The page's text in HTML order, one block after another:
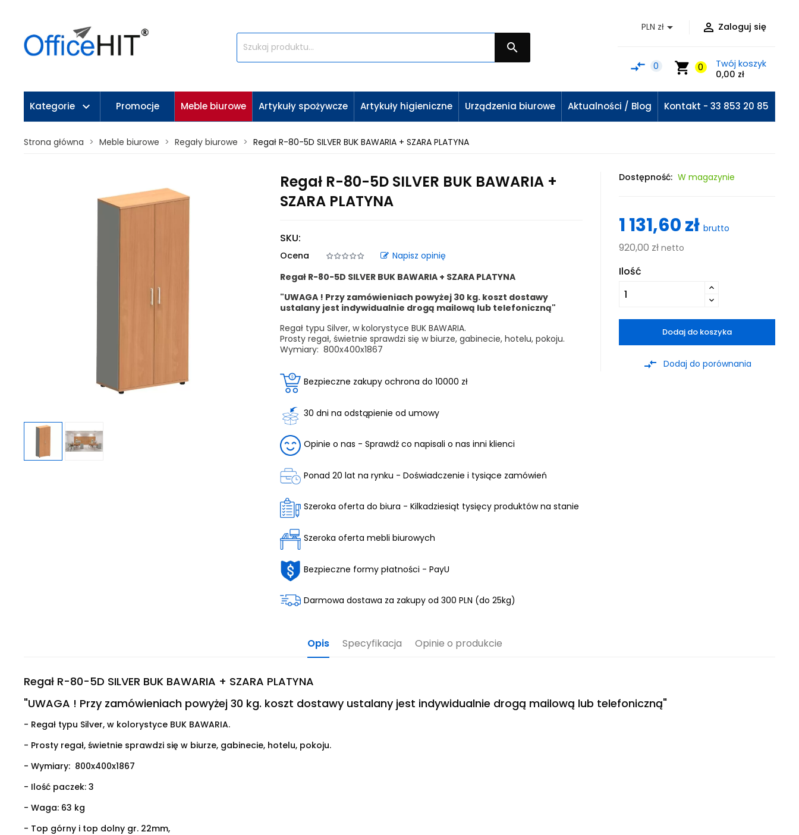

 Zaloguj się
PLN zł
shopping_cart 0
Twój koszyk
0,00 zł
compare_arrows 0
Kategorie keyboard_arrow_down Promocje Meble biurowe Artykuły spożywcze Artykuły higieniczne Urządzenia biurowe Aktualności / Blog Kontakt - 33 853 20 85
Strona główna Meble biurowe Regały biurowe Regał R-80-5D SILVER BUK BAWARIA + SZARA PLATYNA
Regał R-80-5D SILVER BUK BAWARIA +
SZARA PLATYNA
SKU:
Ocena
Napisz opinię
Regał R-80-5D SILVER BUK BAWARIA + SZARA PLATYNA
"UWAGA ! Przy zamówieniach powyżej 30 kg. koszt dostawy
ustalany jest indywidualnie drogą mailową lub telefoniczną"
Regał typu Silver, w kolorystyce BUK BAWARIA.
Prosty regał, świetnie sprawdzi się w biurze, gabinecie, hotelu, pokoju.
Wymiary: 800x400x1867
Bezpieczne zakupy ochrona do 10000 zł
30 dni na odstąpienie od umowy
Opinie o nas - Sprawdź co napisali o nas inni klienci
Ponad 20 lat na rynku - Doświadczenie i tysiące zamówień
Szeroka oferta do biura - Kilkadziesiąt tysięcy produktów na stanie
Szeroka oferta mebli biurowych
Bezpieczne formy płatności - PayU
Darmowa dostawa za zakupy od 300 PLN (do 25kg)
Dostępność: W magazynie
1 131,60 zł brutto
920,00 zł netto
Ilość
Dodaj do koszyka
compare_arrows Dodaj do porównania
Opis Specyfikacja Opinie o produkcie
Regał R-80-5D SILVER BUK BAWARIA + SZARA PLATYNA
"UWAGA ! Przy zamówieniach powyżej 30 kg. koszt dostawy ustalany jest indywidualnie drogą mailową lub telefoniczną"
- Regał typu Silver, w kolorystyce BUK BAWARIA.
- Prosty regał, świetnie sprawdzi się w biurze, gabinecie, hotelu, pokoju.
- Wymiary: 800x400x1867
- Ilość paczek: 3
- Waga: 63 kg
- Top górny i top dolny gr. 22mm,